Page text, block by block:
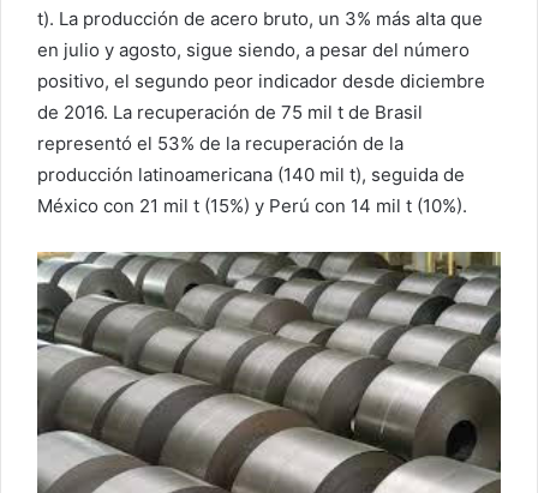
t). La producción de acero bruto, un 3% más alta que
en julio y agosto, sigue siendo, a pesar del número
positivo, el segundo peor indicador desde diciembre
de 2016. La recuperación de 75 mil t de Brasil
representó el 53% de la recuperación de la
producción latinoamericana (140 mil t), seguida de
México con 21 mil t (15%) y Perú con 14 mil t (10%).